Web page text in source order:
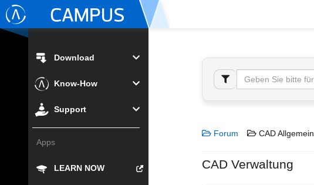
Download
Know-How
Support
Apps
LEARN NOW
Forum CAD Allgemein
CAD Verwaltung